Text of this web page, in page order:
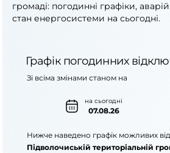
громаді: погодинні графіки,
стан енергосистеми на сьогодні.
Графік погодинних
на сьогодні
07.08.26
Зі всіма змінами станом на
Нижче наведено графік можливих
Підволочиській територіальній